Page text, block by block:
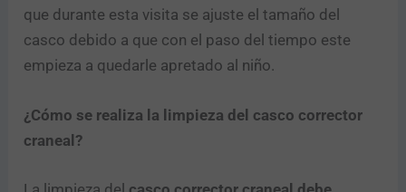
que durante esta visita se ajuste el tamaño del
casco debido a que con el paso del tiempo este
empieza a quedarle apretado al niño.
¿Cómo se realiza la limpieza del casco corrector
craneal?